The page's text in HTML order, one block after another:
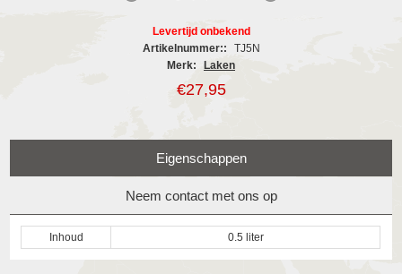
Levertijd onbekend
Artikelnummer::
TJ5N
Merk:
Laken
€27,95
Eigenschappen
Neem contact met ons op
Inhoud 0.5 liter